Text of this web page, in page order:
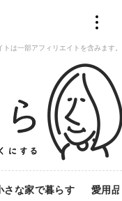
トは一部アフィリエイトを含みます。
さな家で暮らす 愛用品